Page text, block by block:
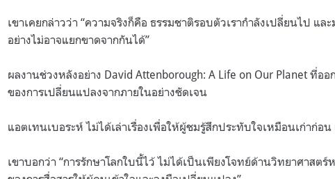
เขาเคยกล่าวว่า “ความจริงก็คือ ธรรมชาติรอบตัวเรากำลังเปลี่ยนไป แ
อย่างไม่อาจแยกขาดจากกันได้”
ผลงานช่วงหลังอย่าง David Attenborough: A Life on Our Planet ที่อ
ของการเปลี่ยนแปลงจากภายในอย่างชัดเจน
แอตเทนเบอระห์ ไม่ได้เล่าเรื่องเพื่อให้ผู้ชมรู้สึกประทับใจเหมือนเก่าก่อน
เขาบอกว่า “การรักษาโลกใบนี้ไว้ ไม่ได้เป็นเพียงโจทย์ด้านวิทยาศาส